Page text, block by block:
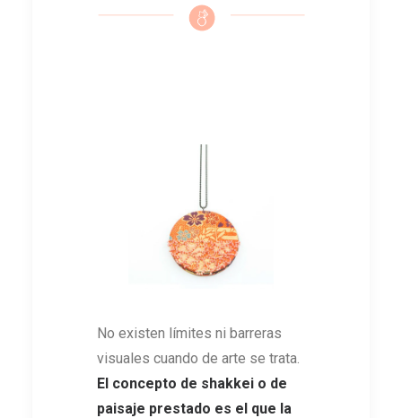
No existen límites ni barreras
visuales cuando de arte se trata.
El concepto de shakkei o de
paisaje prestado es el que la